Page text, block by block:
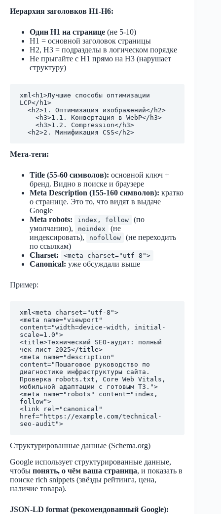
Иерархия заголовков H1-H6:
Один H1 на странице (не 5-10)
H1 = основной заголовок страницы
H2, H3 = подразделы в логическом порядке
Не прыгайте с H1 прямо на H3 (нарушает
структуру)
xml <h1>Лучшие способы оптимизации
LCP</h1>
Мета-теги:
Title (55-60 символов): основной ключ +
бренд. Видно в поиске и браузере
Meta Description (155-160 символов): кратко
о странице. Это то, что видят в выдаче
Google
Meta robots:
index, follow
(по
умолчанию),
noindex
(не
индексировать),
nofollow
(не переходить
по ссылкам)
Charset:
<meta charset="utf-8">
Canonical: уже обсуждали выше
Пример:
xml <meta charset="utf-8">
<meta name="viewport"
content="width=device-width, initial-
scale=1.0">
<title>Технический SEO-аудит: полный
чек-лист 2025</title>
<meta name="description"
content="Пошаговое руководство по
диагностике инфраструктуры сайта.
Проверка robots.txt, Core Web Vitals,
мобильной адаптации с готовым ТЗ.">
<meta name="robots" content="index,
follow">
<link rel="canonical"
href="https://example.com/technical-
Структурированные данные (Schema.org)
Google использует структурированные данные,
чтобы понять, о чём ваша страница, и показать в
поиске rich snippets (звёзды рейтинга, цена,
наличие товара).
JSON-LD format (рекомендованный Google):